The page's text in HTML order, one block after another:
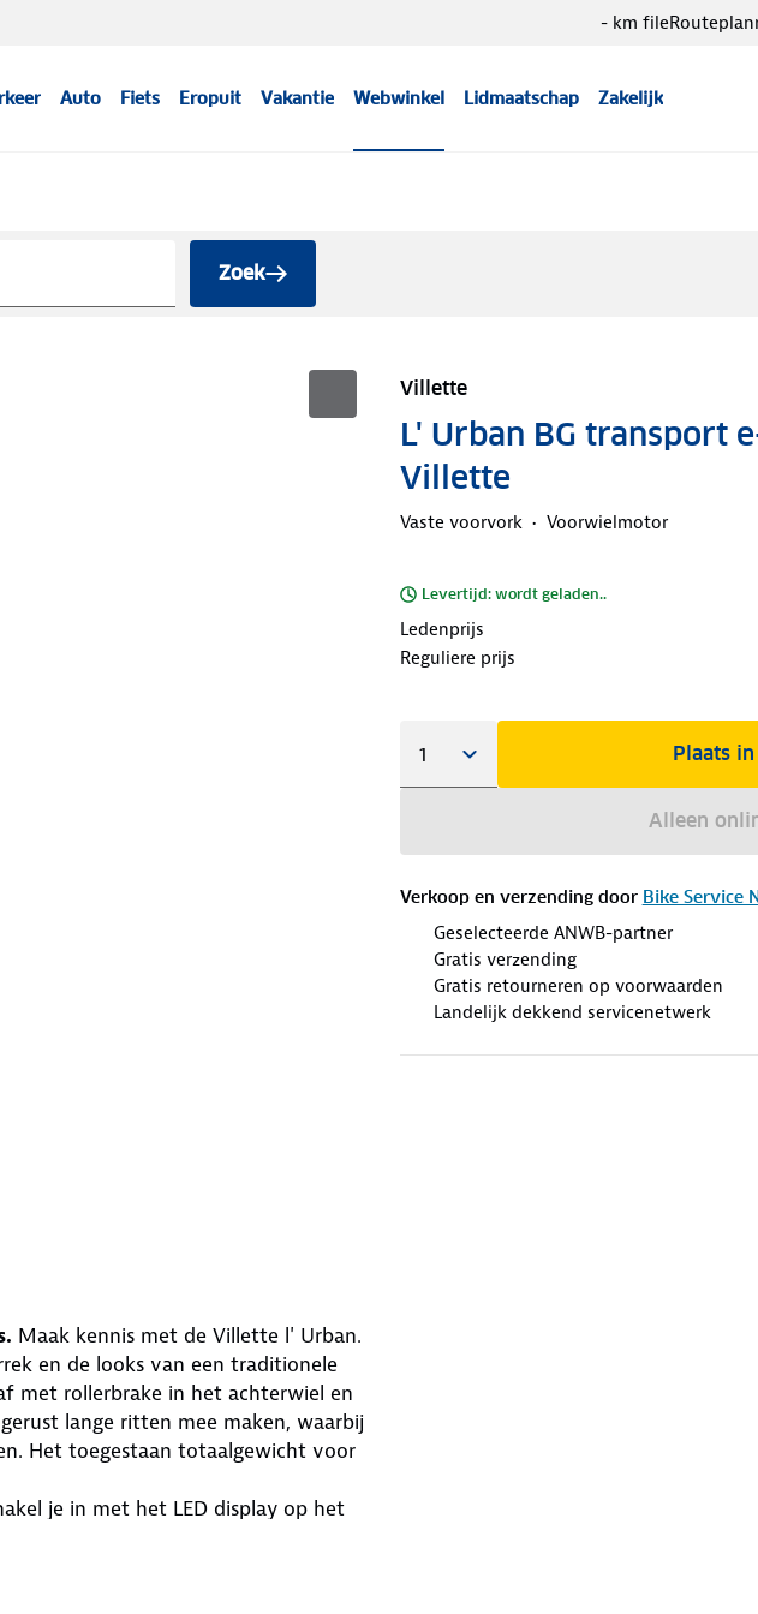
Auto Fiets Eropuit Vakantie Webwinkel Lidmaatschap Zakelijk
- km file
Zoek
Villette
L' Urban BG transport
Villette
Vaste voorvork Voorwielmotor
Levertijd: wordt geladen..
Ledenprijs
Reguliere prijs
Plaats
Alleen
Verkoop en verzending door Bike Service
Geselecteerde ANWB-partner
Gratis verzending
Gratis retourneren op voorwaarden
Landelijk dekkend servicenetwerk
Maak kennis met de Villette l' Urban.
en de looks van een traditionele
met rollerbrake in het achterwiel en
lange ritten mee maken, waarbij
Het toegestaan totaalgewicht voor
je in met het LED display op het
studentenfiets. Eenvoudige techniek